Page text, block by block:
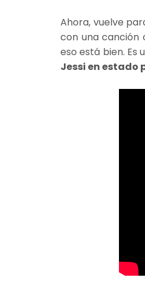
Ahora, vuelve
con una canción
eso está bien. Es
Jessi en estado